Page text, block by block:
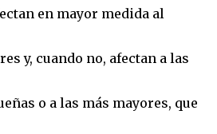
en mayor medida al
y, cuando no, afectan a las
o a las más mayores, que